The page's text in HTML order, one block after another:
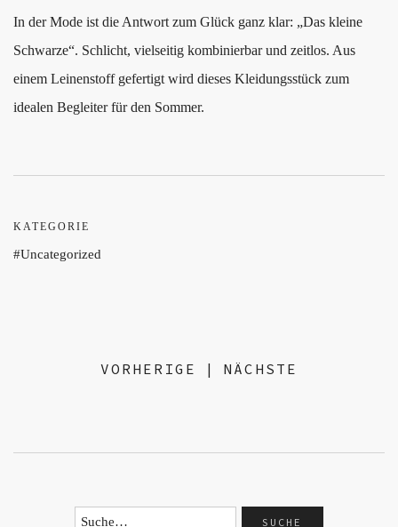
In der Mode ist die Antwort zum Glück ganz klar: „Das kleine
Schwarze“. Schlicht, vielseitig kombinierbar und zeitlos. Aus
einem Leinenstoff gefertigt wird dieses Kleidungsstück zum
idealen Begleiter für den Sommer.
KATEGORIE
Uncategorized
VORHERIGE | NÄCHSTE